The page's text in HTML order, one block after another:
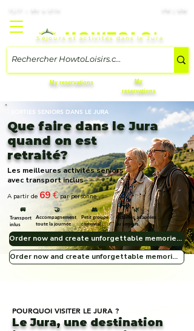
FR | EN
Séjours et activités dans le Jura
My
reservations
My reservations
SORTIES SENIORS DANS LE JURA
Que faire dans le Jura
quand on est
retraité?
Les meilleures activités seniors
avec transport inclus
A partir de 69€par personne
Order now and create unforgettable memories! 🎁🏞️
Order now and create unforgettable memories! 🎁🏞️
🚐 🤝
Accompagnement
toute la journée
Transport
inlus
👥
Petit groupe
convivial
🌿
Activités adaptées
au seniors
POURQUOI VISITER LE JURA ?
Le Jura, une destination